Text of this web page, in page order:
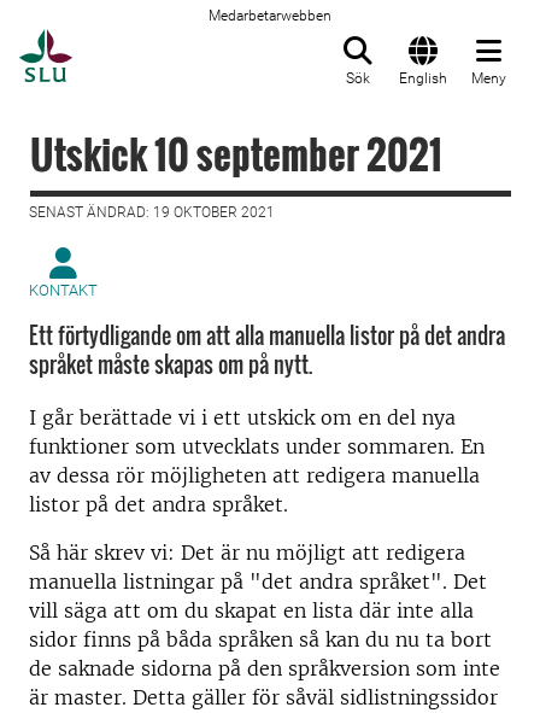
Medarbetarwebben
Sök English Meny
Utskick 10 september 2021
SENAST ÄNDRAD: 19 OKTOBER 2021
KONTAKT
Ett förtydligande om att alla manuella listor på det andra
språket måste skapas om på nytt.
I går berättade vi i ett utskick om en del nya
funktioner som utvecklats under sommaren. En
av dessa rör möjligheten att redigera manuella
listor på det andra språket.
Så här skrev vi: Det är nu möjligt att redigera
manuella listningar på "det andra språket". Det
vill säga att om du skapat en lista där inte alla
sidor finns på båda språken så kan du nu ta bort
de saknade sidorna på den språkversion som inte
är master. Detta gäller för såväl sidlistningssidor